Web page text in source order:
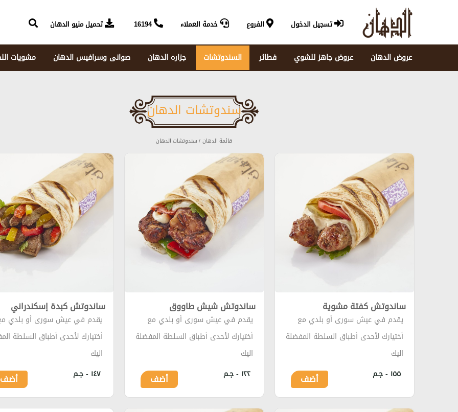
تسجيل الدخول الفروع خدمة العملاء 16194 تحميل منيو الدهان
عروض الدهان عروض جاهز للشوي فطائر السندوتشات جزاره الدهان صوانى وسرافيس الدهان مشويات
سندوتشات الدهان
قائمة الدهان / سندوتشات الدهان
ساندوتش كفتة مشوية
يقدم في عيش سورى أو بلدي مع
أختيارك لأحدى أطباق السلطة المفضلة
اليك
١٥٥ - جـم
أضف
ساندوتش شيش طاووق
يقدم في عيش سورى أو بلدي مع
أختيارك لأحدى أطباق السلطة المفضلة
اليك
١٢٢ - جـم
أضف
ساندوتش كبدة إسكندراني
يقدم في عيش سورى أو بلدي
أختيارك لأحدى أطباق السلطة
اليك
١٤٧ - جـم
أضف